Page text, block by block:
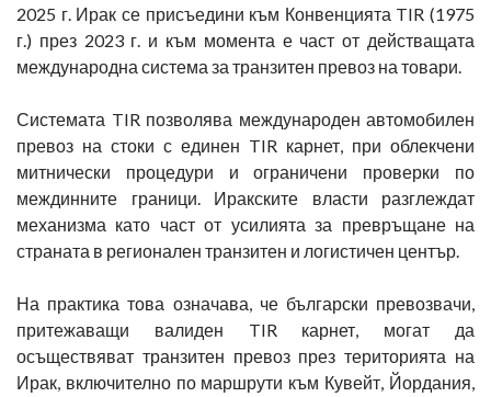
2025 г. Ирак се присъедини към Конвенцията TIR (1975
г.) през 2023 г. и към момента е част от действащата
международна система за транзитен превоз на товари.
Системата TIR позволява международен автомобилен
превоз на стоки с единен TIR карнет, при облекчени
митнически процедури и ограничени проверки по
междинните граници. Иракските власти разглеждат
механизма като част от усилията за превръщане на
страната в регионален транзитен и логистичен център.
На практика това означава, че български превозвачи,
притежаващи валиден TIR карнет, могат да
осъществяват транзитен превоз през територията на
Ирак, включително по маршрути към Кувейт, Йордания,